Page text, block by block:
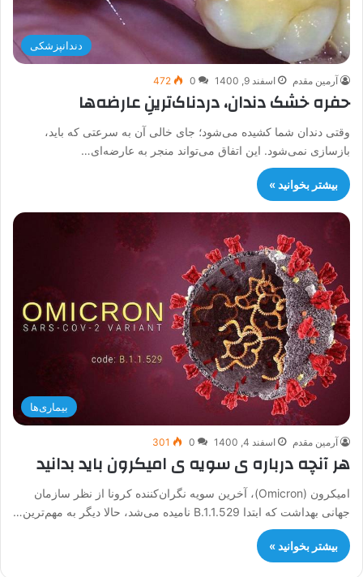
دندانپزشکی
آرمین مقدم اسفند 9, 1400 0
472
حفره خشک دندان، دردناک‌ترینِ عارضه‌‌ها
وقتی دندان شما کشیده می‌شود؛ جای خالی آن به سرعتی که باید،
بازسازی نمی‌شود. این اتفاق می‌تواند منجر به عارضه‌ای…
بیشتر بخوانید »
بیماری‌ها
آرمین مقدم اسفند 4, 1400 0
301
هر آنچه درباره ی سویه ی امیکرون باید بدانید
امیکرون (Omicron)، آخرین سویه نگران‌کننده کرونا از نظر سازمان
جهانی بهداشت که ابتدا B.1.1.529 نامیده می‌شد، حالا دیگر به مهم‌ترین…
بیشتر بخوانید »